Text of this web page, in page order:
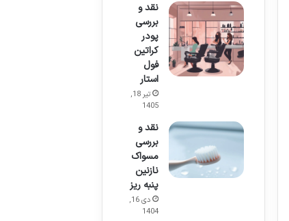
نقد و
بررسی
پودر
کراتین
فول
استار
تیر 18,
1405
نقد و
بررسی
مسواک
نازنین
پنبه ریز
دی 16,
1404